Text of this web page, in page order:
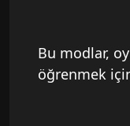
Bu modlar,
öğrenmek